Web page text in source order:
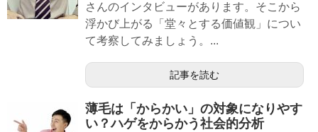
さんのインタビューがあります。そこから
浮かび上がる「堂々とする価値観」につい
て考察してみましょう。...
記事を読む
薄毛は「からかい」の対象になりやす
い？ハゲをからかう社会的分析